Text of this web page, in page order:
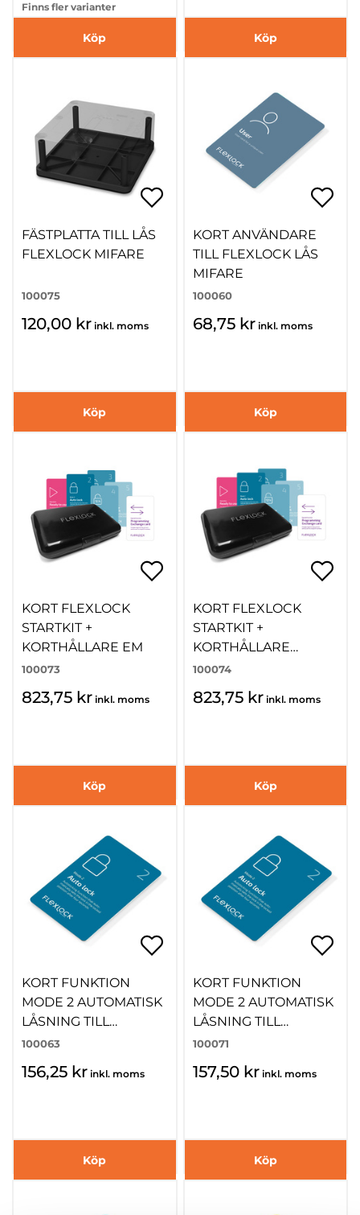
Finns fler varianter
Köp Köp
FÄSTPLATTA TILL LÅS
FLEXLOCK MIFARE
100075
120,00 kr inkl. moms
Köp
KORT ANVÄNDARE
TILL FLEXLOCK LÅS
MIFARE
100060
68,75 kr inkl. moms
Köp
KORT FLEXLOCK
STARTKIT +
KORTHÅLLARE EM
100073
823,75 kr inkl. moms
Köp
KORT FLEXLOCK
STARTKIT +
KORTHÅLLARE
MIFARE
100074
823,75 kr inkl. moms
Köp
KORT FUNKTION
MODE 2 AUTOMATISK
LÅSNING TILL
FLEXLOCK EM
100063
156,25 kr inkl. moms
Köp
KORT FUNKTION
MODE 2 AUTOMATISK
LÅSNING TILL
FLEXLOCK MIFARE
100071
157,50 kr inkl. moms
Köp